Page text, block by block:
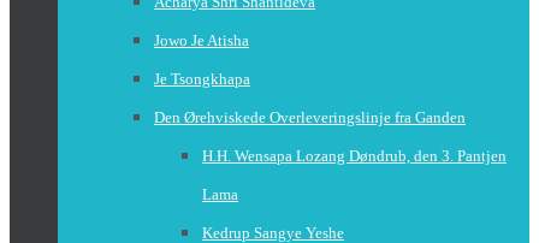
Jowo Je Atisha
Je Tsongkhapa
Den Ørehviskede Overleveringslinje fra Ganden
H.H. Wensapa Lozang Døndrub, den 3. Pantjen
Lama
Kedrup Sangye Yeshe